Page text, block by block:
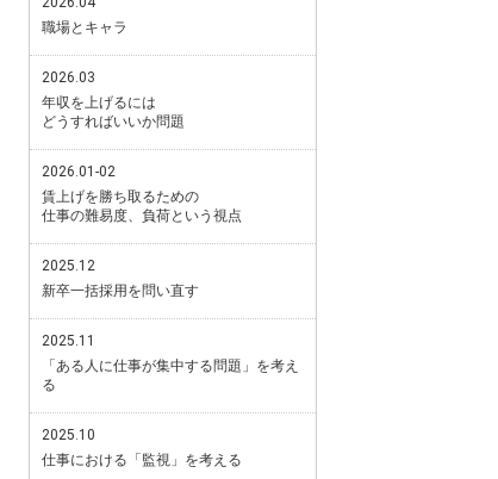
職場とキャラ
2026.03
年収を上げるには
どうすればいいか問題
2026.01-02
賃上げを勝ち取るための
仕事の難易度、負荷という視点
2025.12
新卒一括採用を問い直す
2025.11
「ある人に仕事が集中する問題」を考え
る
2025.10
仕事における「監視」を考える